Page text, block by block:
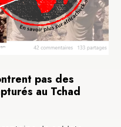
pas des
au Tchad